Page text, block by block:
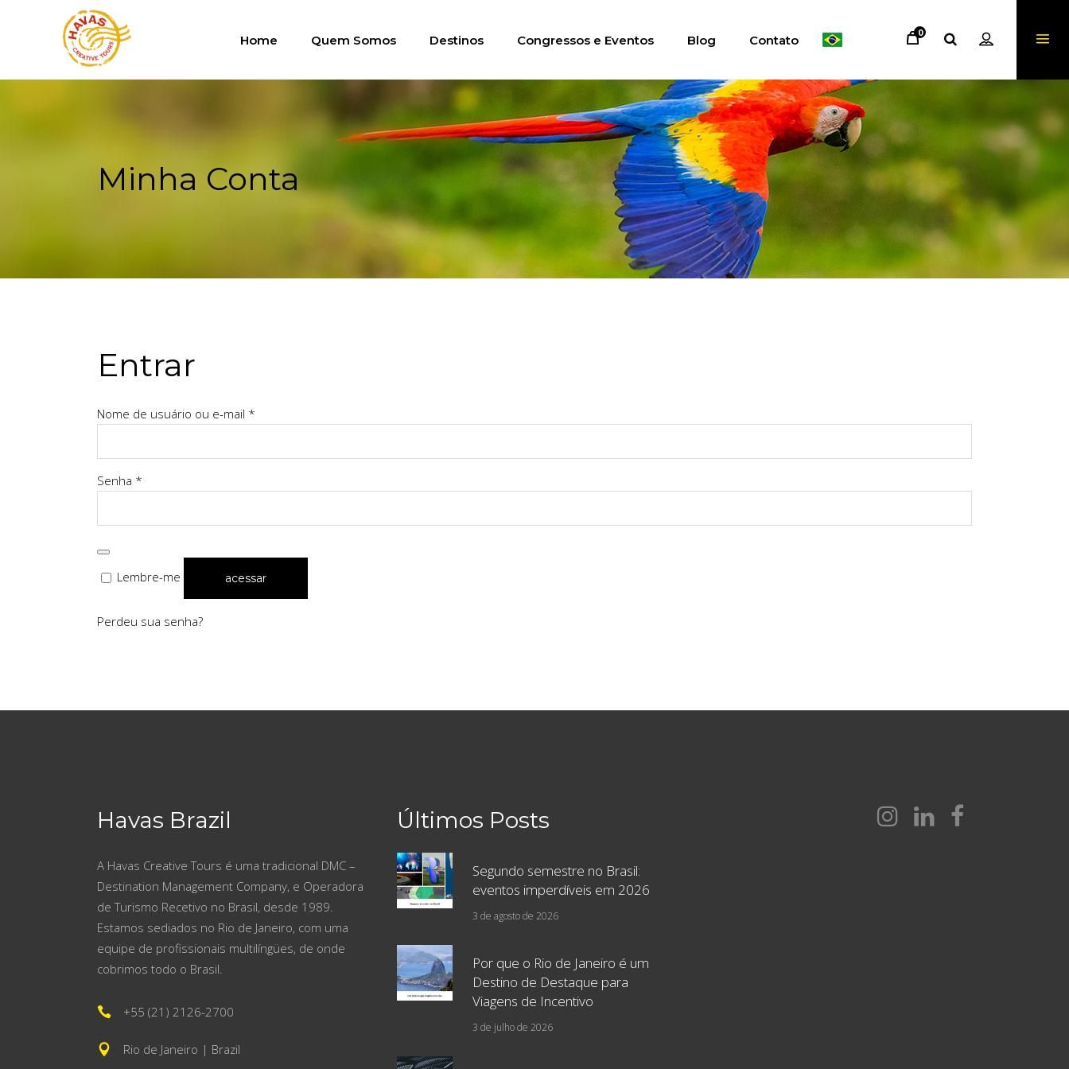
Home Quem Somos Destinos Congressos e Eventos Blog Contato
0
Minha Conta
Entrar
Nome de usuário ou e-mail *
Senha *
Lembre-me acessar
Perdeu sua senha?
Havas Brazil
A Havas Creative Tours é uma tradicional DMC –
Destination Management Company, e Operadora
de Turismo Recetivo no Brasil, desde 1989.
Estamos sediados no Rio de Janeiro, com uma
equipe de profissionais multilíngües, de onde
cobrimos todo o Brasil.
+55 (21) 2126-2700
Rio de Janeiro | Brazil
Últimos Posts
Segundo semestre no Brasil:
eventos imperdíveis em 2026
3 de agosto de 2026
Por que o Rio de Janeiro é um
Destino de Destaque para
Viagens de Incentivo
3 de julho de 2026